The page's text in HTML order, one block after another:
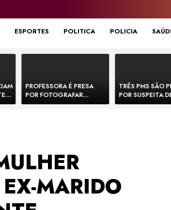
ESPORTES POLITICA POLICIA
E
PROFESSORA É PRESA
POR FOTOGRAFAR
PARTES ÍNTIMAS DE
TRÊS PMS SÃO
POR SUSPEITA
EXECUTAR
MARIDO